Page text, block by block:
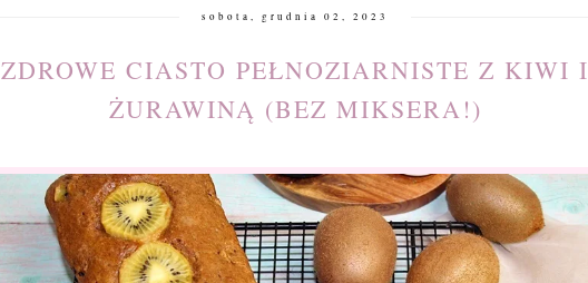
sobota, grudnia 02, 2023
ZDROWE CIASTO PEŁNOZIARNISTE Z KIWI I
ŻURAWINĄ (BEZ MIKSERA!)